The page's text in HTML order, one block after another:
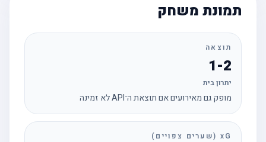
תמונת משחק
תוצאה
1-2
יתרון בית
מופק גם מאירועים אם תוצאת ה־API לא זמינה
xG (שערים צפויים)